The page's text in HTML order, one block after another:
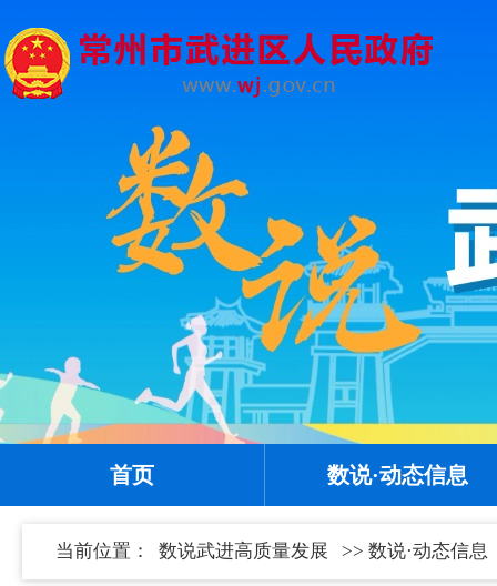
首页 数说·动态信息
当前位置： 数说武进高质量发展 >> 数说·动态信息